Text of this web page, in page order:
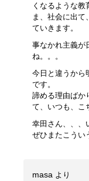
くなるような
ま、社会に出て
ていきます。
事なかれ主義が
ね。。。
今日と違うから
です。
諦める理由ばか
て、いつも、こ
幸田さん、、、
ぜひまたこうい
masa より